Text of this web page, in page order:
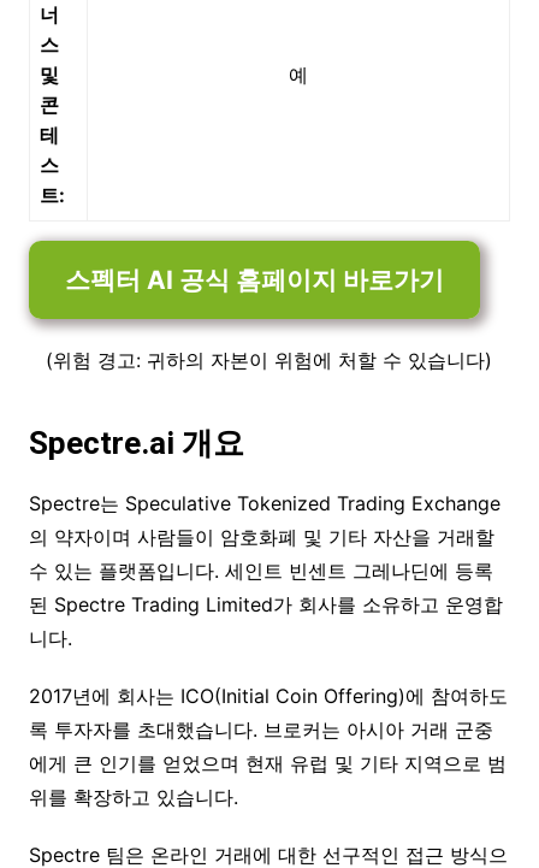
너
스
및
콘
테
스
트:
예
스펙터 AI 공식 홈페이지 바로가기
(위험 경고: 귀하의 자본이 위험에 처할 수 있습니다)
Spectre.ai 개요
Spectre는 Speculative Tokenized Trading Exchange
의 약자이며 사람들이 암호화폐 및 기타 자산을 거래할
수 있는 플랫폼입니다. 세인트 빈센트 그레나딘에 등록
된 Spectre Trading Limited가 회사를 소유하고 운영합
니다.
2017년에 회사는 ICO(Initial Coin Offering)에 참여하도
록 투자자를 초대했습니다. 브로커는 아시아 거래 군중
에게 큰 인기를 얻었으며 현재 유럽 및 기타 지역으로 범
위를 확장하고 있습니다.
Spectre 팀은 온라인 거래에 대한 선구적인 접근 방식으